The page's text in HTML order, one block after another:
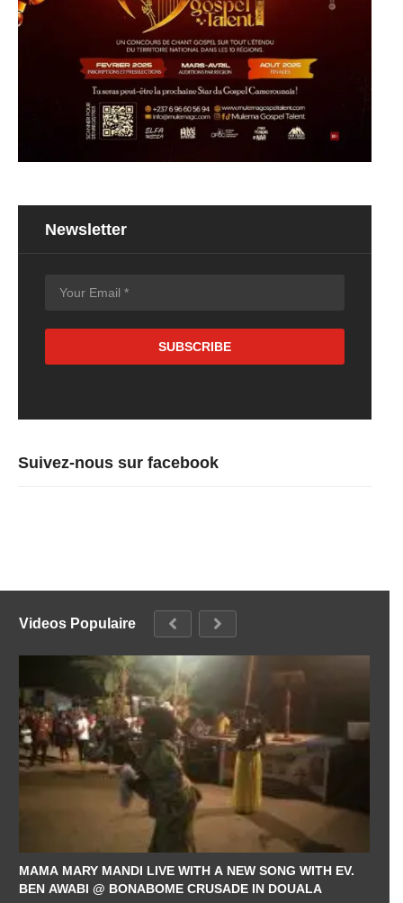
Newsletter
Suivez-nous sur facebook
Videos Populaire
MAMA MARY MANDI LIVE WITH A NEW SONG WITH EV.
BEN AWABI @ BONABOME CRUSADE IN DOUALA